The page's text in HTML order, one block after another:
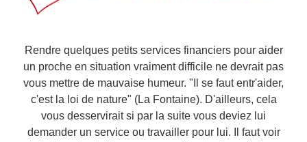
Rendre quelques petits services financiers pour aider
un proche en situation vraiment difficile ne devrait pas
vous mettre de mauvaise humeur. "Il se faut entr'aider,
c'est la loi de nature" (La Fontaine). D'ailleurs, cela
vous desservirait si par la suite vous deviez lui
demander un service ou travailler pour lui. Il faut voir